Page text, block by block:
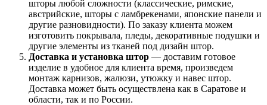
шторы любой сложности (классические, римские,
австрийские, шторы с ламбрекенами, японские панели и
другие разновидности). По заказу клиента можем
изготовить покрывала, пледы, декоративные подушки и
другие элементы из тканей под дизайн штор.
Доставка и установка штор — доставим готовое
изделие в удобное для клиента время, произведем
монтаж карнизов, жалюзи, утюжку и навес штор.
Доставка может быть осуществлена как в Саратове и
области, так и по России.